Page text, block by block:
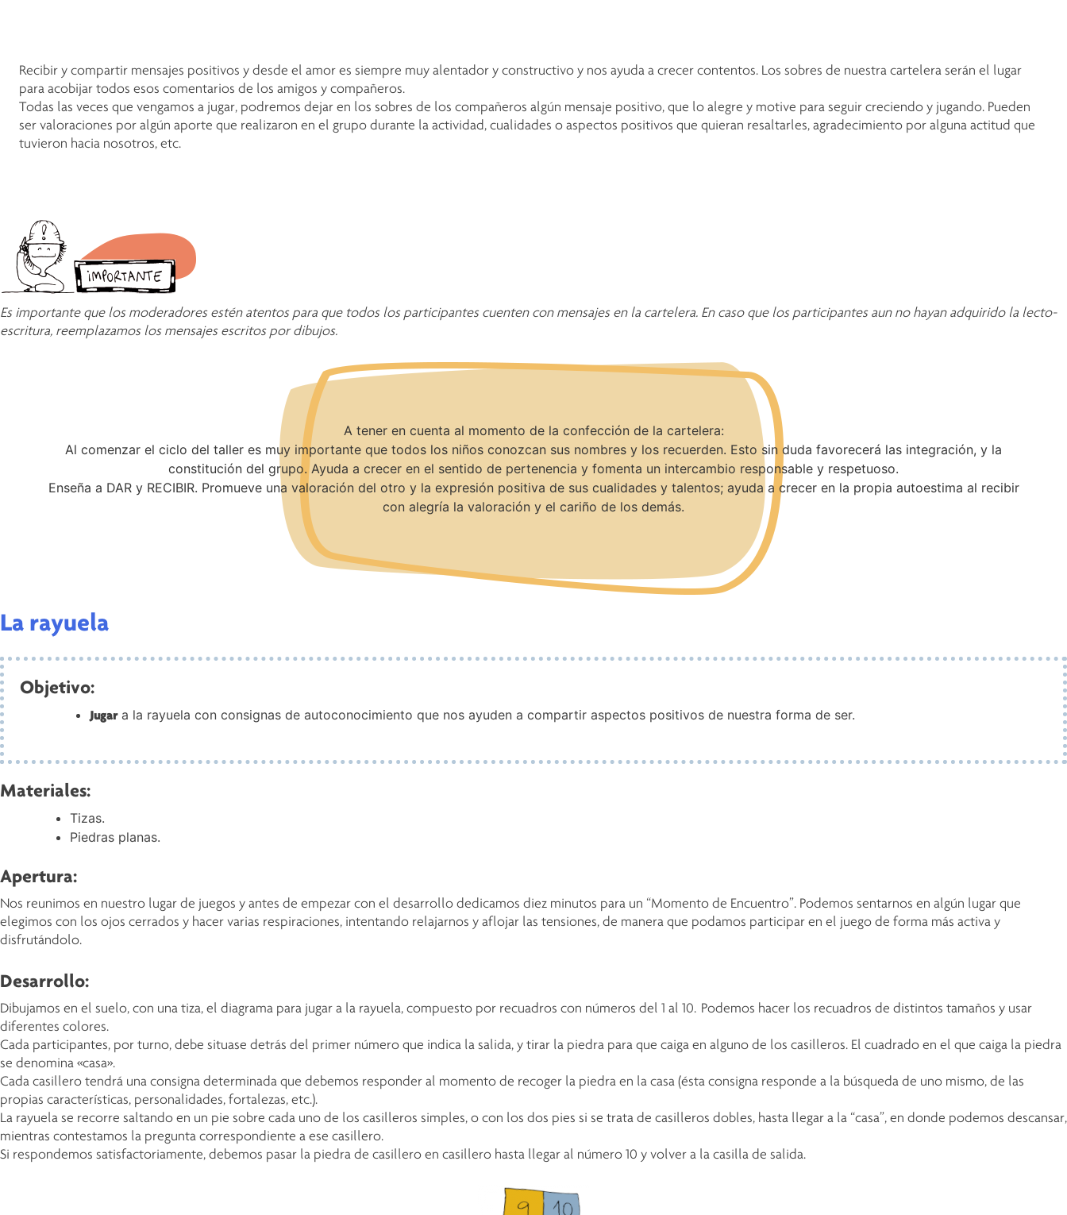
Recibir y compartir mensajes positivos y desde el amor es siempre muy alentador y constructivo y nos ayuda a crecer contentos. Los sobres de nuestra cartelera serán el lugar
para acobijar todos esos comentarios de los amigos y compañeros.
Todas las veces que vengamos a jugar, podremos dejar en los sobres de los compañeros algún mensaje positivo, que lo alegre y motive para seguir creciendo y jugando. Pueden
ser valoraciones por algún aporte que realizaron en el grupo durante la actividad, cualidades o aspectos positivos que quieran resaltarles, agradecimiento por alguna actitud que
tuvieron hacia nosotros, etc.
Es importante que los moderadores estén atentos para que todos los participantes cuenten con mensajes en la cartelera. En caso que los participantes aun no hayan adquirido la lecto-
escritura, reemplazamos los mensajes escritos por dibujos.
A tener en cuenta al momento de la confección de la cartelera:
Al comenzar el ciclo del taller es muy importante que todos los niños conozcan sus nombres y los recuerden. Esto sin duda favorecerá las integración, y la
constitución del grupo. Ayuda a crecer en el sentido de pertenencia y fomenta un intercambio responsable y respetuoso.
Enseña a DAR y RECIBIR. Promueve una valoración del otro y la expresión positiva de sus cualidades y talentos; ayuda a crecer en la propia autoestima al recibir
con alegría la valoración y el cariño de los demás.
La rayuela
Objetivo:
Jugara la rayuela con consignas de autoconocimiento que nos ayuden a compartir aspectos positivos de nuestra forma de ser.
Materiales:
Tizas.
Piedras planas.
Apertura:
Nos reunimos en nuestro lugar de juegos y antes de empezar con el desarrollo dedicamos diez minutos para un “Momento de Encuentro”. Podemos sentarnos en algún lugar que
elegimos con los ojos cerrados y hacer varias respiraciones, intentando relajarnos y aflojar las tensiones, de manera que podamos participar en el juego de forma más activa y
disfrutándolo.
Desarrollo:
Dibujamos en el suelo, con una tiza, el diagrama para jugar a la rayuela, compuesto por recuadros con números del 1 al 10. Podemos hacer los recuadros de distintos tamaños y usar
diferentes colores.
Cada participantes, por turno, debe situase detrás del primer número que indica la salida, y tirar la piedra para que caiga en alguno de los casilleros. El cuadrado en el que caiga la piedra
se denomina «casa».
Cada casillero tendrá una consigna determinada que debemos responder al momento de recoger la piedra en la casa (ésta consigna responde a la búsqueda de uno mismo, de las
propias características, personalidades, fortalezas, etc.).
La rayuela se recorre saltando en un pie sobre cada uno de los casilleros simples, o con los dos pies si se trata de casilleros dobles, hasta llegar a la “casa”, en donde podemos descansar,
mientras contestamos la pregunta correspondiente a ese casillero.
Si respondemos satisfactoriamente, debemos pasar la piedra de casillero en casillero hasta llegar al número 10 y volver a la casilla de salida.